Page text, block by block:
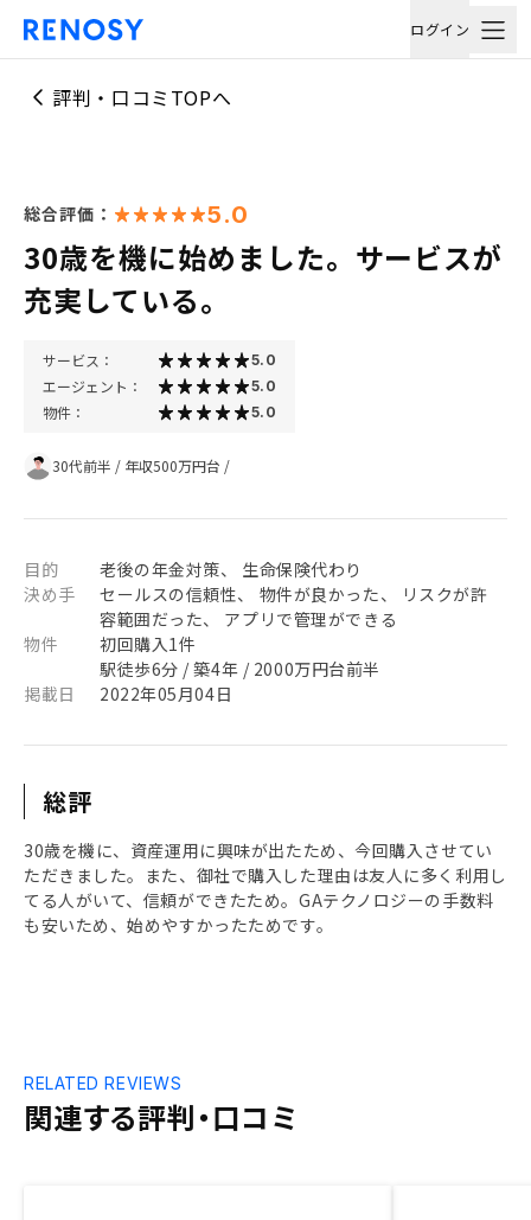
ログイン
評判・口コミTOPへ
総合評価： 5.0
30歳を機に始めました。サービスが
充実している。
サービス： 5.0
エージェント： 5.0
物件： 5.0
30代前半 / 年収500万円台 /
目的
老後の年金対策、 生命保険代わり
決め手
セールスの信頼性、 物件が良かった、 リスクが許
容範囲だった、 アプリで管理ができる
物件
初回購入1件
駅徒歩6分 / 築4年 / 2000万円台前半
掲載日
2022年05月04日
総評
30歳を機に、資産運用に興味が出たため、今回購入させてい
ただきました。また、御社で購入した理由は友人に多く利用し
てる人がいて、信頼ができたため。GAテクノロジーの手数料
も安いため、始めやすかったためです。
関連する評判・口コミ
RELATED REVIEWS